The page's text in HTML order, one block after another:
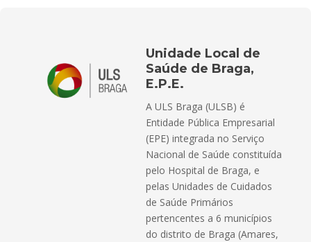
Unidade Local de
Saúde de Braga,
E.P.E.
A ULS Braga (ULSB) é
Entidade Pública Empresarial
(EPE) integrada no Serviço
Nacional de Saúde constituída
pelo Hospital de Braga, e
pelas Unidades de Cuidados
de Saúde Primários
pertencentes a 6 municípios
do distrito de Braga (Amares,